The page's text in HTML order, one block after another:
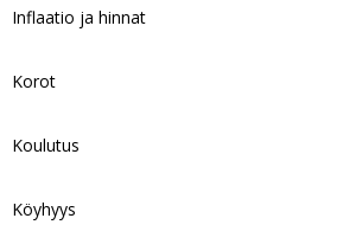
Inflaatio ja hinnat
Korot
Koulutus
Köyhyys